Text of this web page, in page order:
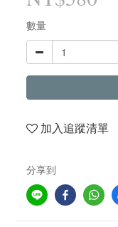
數量
加入追蹤清單
分享到